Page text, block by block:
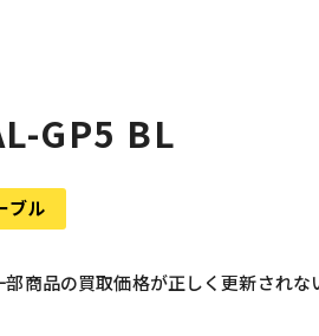
GP5 BL
ブル
部商品の買取価格が正しく更新されな